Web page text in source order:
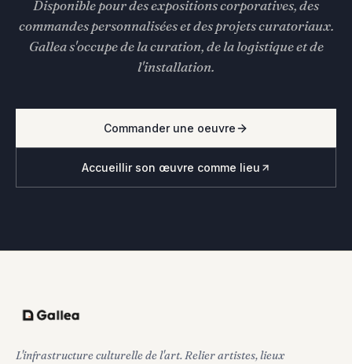
Disponible pour des expositions corporatives, des
commandes personnalisées et des projets curatoriaux.
Gallea s'occupe de la curation, de la logistique et de
l'installation.
Commander une oeuvre
Accueillir son œuvre comme lieu
L'infrastructure culturelle de l'art. Relier artistes, lieux